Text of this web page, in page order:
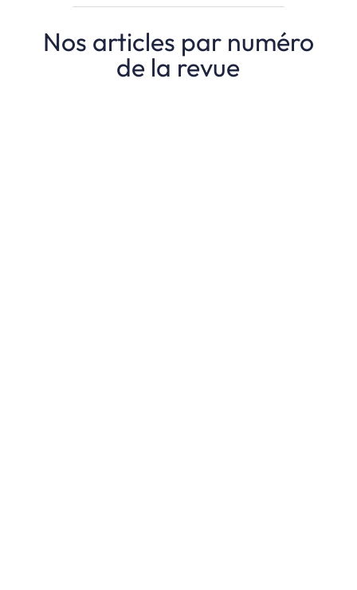
Nos articles par numéro
de la revue